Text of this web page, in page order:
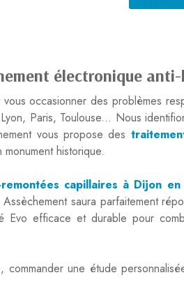
électronique
occasionner des problèmes
Paris, Toulouse... Nous
vous propose des
historique.
capillaires à Dijon en
saura parfaitement
efficace et durable pour
une étude